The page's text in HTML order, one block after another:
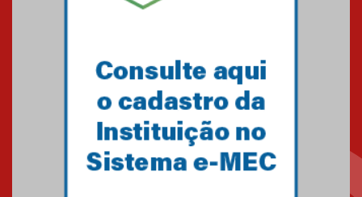
Primeiro culto do ano ressalta o
27.02.2026